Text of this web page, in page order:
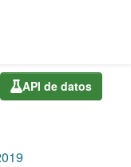
API de datos